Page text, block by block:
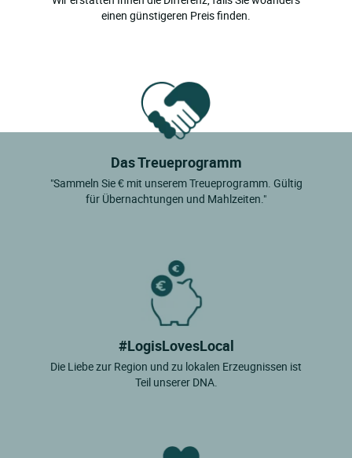
einen günstigeren Preis finden.
Das Treueprogramm
"Sammeln Sie € mit unserem Treueprogramm. Gültig
für Übernachtungen und Mahlzeiten."
#LogisLovesLocal
Die Liebe zur Region und zu lokalen Erzeugnissen ist
Teil unserer DNA.